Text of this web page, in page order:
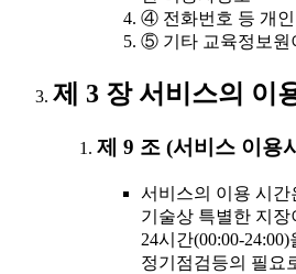
④ 전화번호 등 개인
⑤ 기타 교육정보원
제 3 장 서비스의 이
제 9 조 (서비스 이용
서비스의 이용 시간
기술상 특별한 지장
24시간(00:00-
정기점검등의 필요